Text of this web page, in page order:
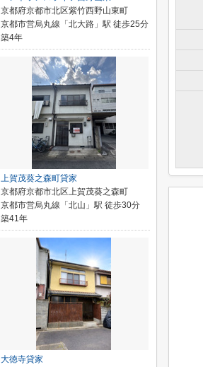
京都府京都市北区紫竹西野山東町
京都市営烏丸線「北大路」駅 徒歩25分
築4年
上賀茂葵之森町貸家
京都府京都市北区上賀茂葵之森町
京都市営烏丸線「北山」駅 徒歩30分
築41年
大徳寺貸家